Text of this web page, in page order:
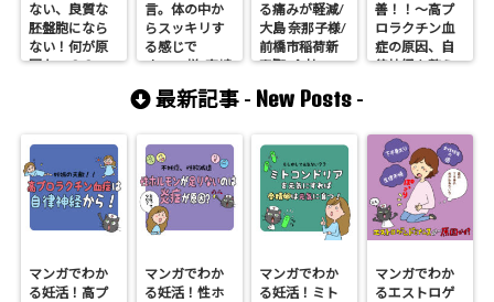
ない、良質な
胚盤胞になら
ない！何が原
因なの？？
言。体の中か
らスッキリす
る感じで
す/A.N様/高崎
市/35歳
る痛みが軽減/
大島 奈那子様/
前橋市稲荷新
田町/会社
善！！〜高プ
ロラクチン血
症の原因、自
律神経を整え
最新記事 - New Posts -
マンガでわか
る妊活！高プ
マンガでわか
る妊活！性ホ
マンガでわか
る妊活！ミト
マンガでわか
るエストロゲ